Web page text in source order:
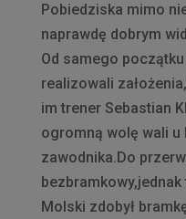
Pobiedziska mimo
naprawdę dobrym
Od samego
realizowali
im trener Sebastian
ogromną wolę wali u
zawodnika.Do
Molski zdobył